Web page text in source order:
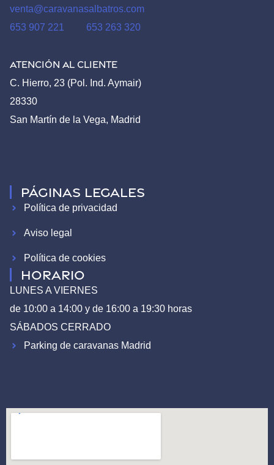
venta@caravanasalbatros.com
653 907 221
653 263 320
Atención al Cliente
C. Hierro, 23 (Pol. Ind. Aymair)
28330
San Martín de la Vega, Madrid
Páginas legales
Política de privacidad
Aviso legal
Política de cookies
HORARIO
LUNES A VIERNES
de 10:00 a 14:00 y de 16:00 a 19:30 horas
SÁBADOS CERRADO
Parking de caravanas Madrid